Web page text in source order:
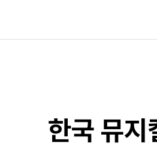
한국 뮤지